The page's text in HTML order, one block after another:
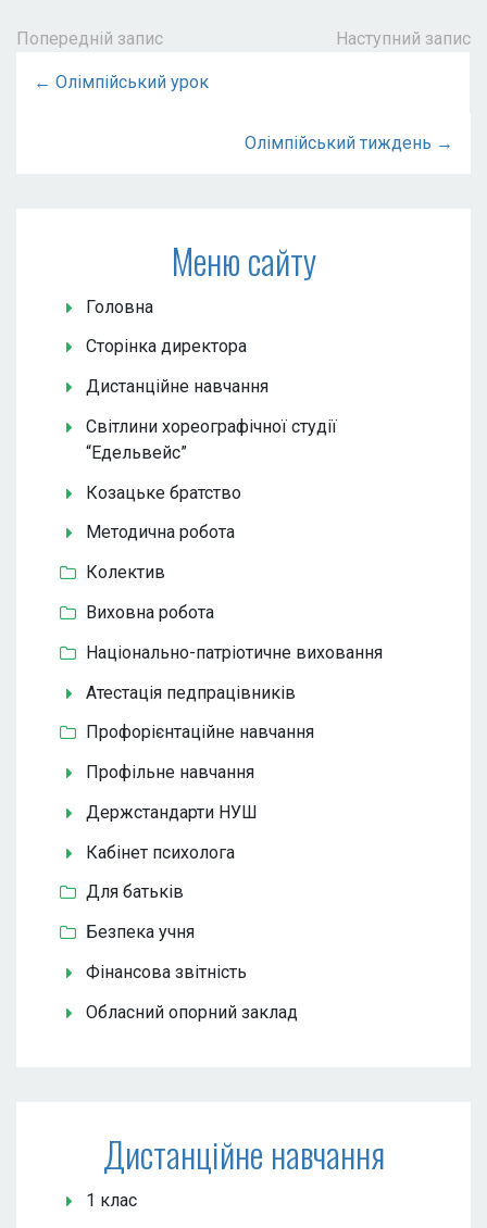
Попередній запис Наступний запис
← Олімпійський урок
Олімпійський тиждень →
Меню сайту
Головна
Сторінка директора
Дистанційне навчання
Світлини хореографічної студії
“Едельвейс”
Козацьке братство
Методична робота
Колектив
Виховна робота
Національно-патріотичне виховання
Атестація педпрацівників
Профорієнтаційне навчання
Профільне навчання
Держстандарти НУШ
Кабінет психолога
Для батьків
Безпека учня
Фінансова звітність
Обласний опорний заклад
Дистанційне навчання
1 клас